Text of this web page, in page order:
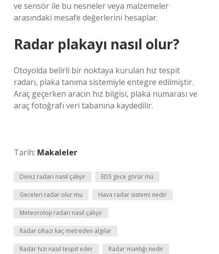
ve sensör ile bu nesneler veya malzemeler
arasındaki mesafe değerlerini hesaplar.
Radar plakayı nasıl olur?
Otoyolda belirli bir noktaya kurulan hız tespit
radarı, plaka tanıma sistemiyle entegre edilmiştir.
Araç geçerken aracın hız bilgisi, plaka numarası ve
araç fotoğrafı veri tabanına kaydedilir.
Tarih: Makaleler
Deniz radarı nasıl çalışır EDS gece görür mü
Geceleri radar olur mu Hava radar sistemi nedir
Meteoroloji radarı nasıl çalışır
Radar cihazı kaç metreden algılar
Radar hızı nasıl tespit eder Radar mantığı nedir